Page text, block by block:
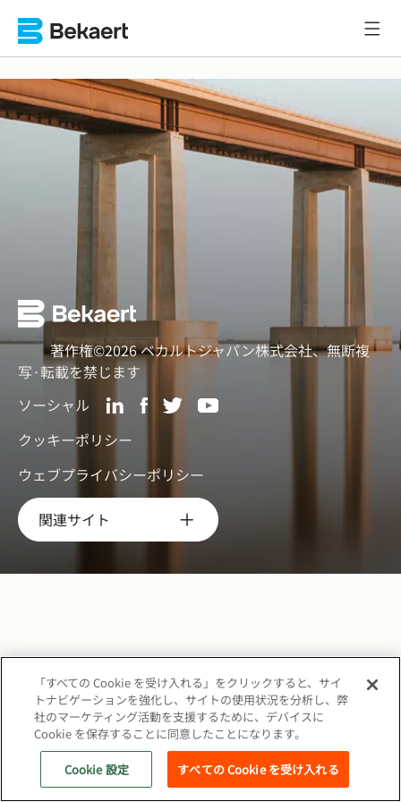
著作権©2026 ベカルトジャパン株式会社、無断複
写·転載を禁じます
ソーシャル
クッキーポリシー
ウェブプライバシーポリシー
関連サイト
「すべての Cookie を受け入れる」をクリックすると、サイ
トナビゲーションを強化し、サイトの使用状況を分析し、弊
社のマーケティング活動を支援するために、デバイスに
Cookie を保存することに同意したことになります。
Cookie 設定 すべての Cookie を受け入れる